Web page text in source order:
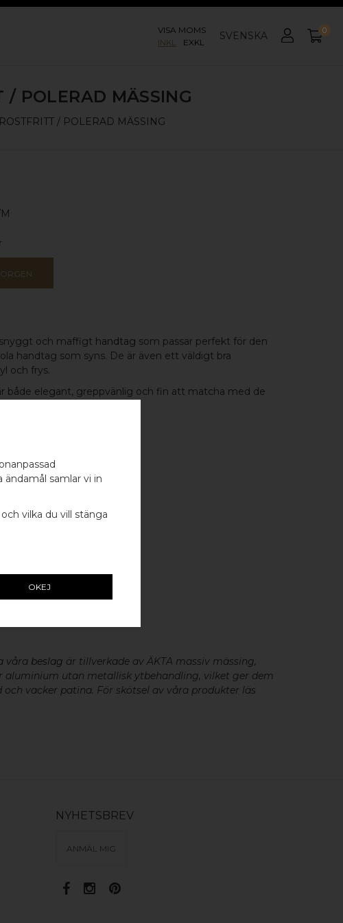
VISA MOMS
INKL
EXKL SVENSKA 0
/ POLERAD MÄSSING
/ POLERAD MÄSSING
och maffigt handtag som passar perfekt för den
handtag som syns. De är även ett väldigt bra
och frys.
både elegant, greppvänlig och fin att matcha med de
STÅL
våra beslag är tillverkade av ÄKTA massiv mässing,
aluminium utan metallisk ytbehandling, vilket ger dem
vacker patina. För skötsel av våra produkter läs
NYHETSBREV
ANMÄL MIG
ändamål samlar vi in
vilka du vill stänga
OKEJ